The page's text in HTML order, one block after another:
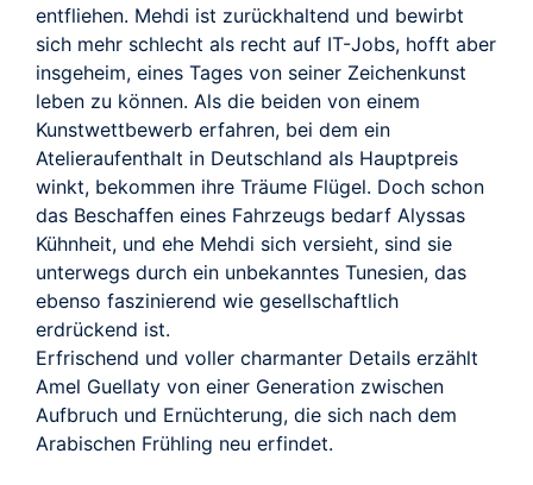
entfliehen. Mehdi ist zurückhaltend und bewirbt
sich mehr schlecht als recht auf IT-Jobs, hofft aber
insgeheim, eines Tages von seiner Zeichenkunst
leben zu können. Als die beiden von einem
Kunstwettbewerb erfahren, bei dem ein
Atelieraufenthalt in Deutschland als Hauptpreis
winkt, bekommen ihre Träume Flügel. Doch schon
das Beschaffen eines Fahrzeugs bedarf Alyssas
Kühnheit, und ehe Mehdi sich versieht, sind sie
unterwegs durch ein unbekanntes Tunesien, das
ebenso faszinierend wie gesellschaftlich
erdrückend ist.
Erfrischend und voller charmanter Details erzählt
Amel Guellaty von einer Generation zwischen
Aufbruch und Ernüchterung, die sich nach dem
Arabischen Frühling neu erfindet.